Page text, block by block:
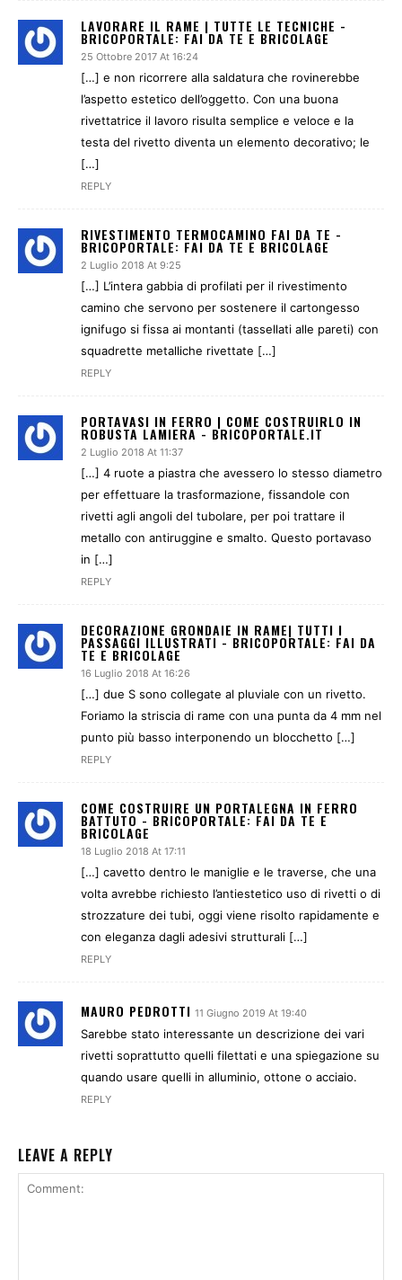
LAVORARE IL RAME | TUTTE LE TECNICHE -
BRICOPORTALE: FAI DA TE E BRICOLAGE
25 Ottobre 2017 At 16:24
[…] e non ricorrere alla saldatura che rovinerebbe
l’aspetto estetico dell’oggetto. Con una buona
rivettatrice il lavoro risulta semplice e veloce e la
testa del rivetto diventa un elemento decorativo; le
[…]
REPLY
RIVESTIMENTO TERMOCAMINO FAI DA TE -
BRICOPORTALE: FAI DA TE E BRICOLAGE
2 Luglio 2018 At 9:25
[…] L’intera gabbia di profilati per il rivestimento
camino che servono per sostenere il cartongesso
ignifugo si fissa ai montanti (tassellati alle pareti) con
squadrette metalliche rivettate […]
REPLY
PORTAVASI IN FERRO | COME COSTRUIRLO IN
ROBUSTA LAMIERA - BRICOPORTALE.IT
2 Luglio 2018 At 11:37
[…] 4 ruote a piastra che avessero lo stesso diametro
per effettuare la trasformazione, fissandole con
rivetti agli angoli del tubolare, per poi trattare il
metallo con antiruggine e smalto. Questo portavaso
in […]
REPLY
DECORAZIONE GRONDAIE IN RAME| TUTTI I
PASSAGGI ILLUSTRATI - BRICOPORTALE: FAI DA
TE E BRICOLAGE
16 Luglio 2018 At 16:26
[…] due S sono collegate al pluviale con un rivetto.
Foriamo la striscia di rame con una punta da 4 mm nel
punto più basso interponendo un blocchetto […]
REPLY
COME COSTRUIRE UN PORTALEGNA IN FERRO
BATTUTO - BRICOPORTALE: FAI DA TE E
BRICOLAGE
18 Luglio 2018 At 17:11
[…] cavetto dentro le maniglie e le traverse, che una
volta avrebbe richiesto l’antiestetico uso di rivetti o di
strozzature dei tubi, oggi viene risolto rapidamente e
con eleganza dagli adesivi strutturali […]
REPLY
MAURO PEDROTTI 11 Giugno 2019 At 19:40
Sarebbe stato interessante un descrizione dei vari
rivetti soprattutto quelli filettati e una spiegazione su
quando usare quelli in alluminio, ottone o acciaio.
REPLY
LEAVE A REPLY